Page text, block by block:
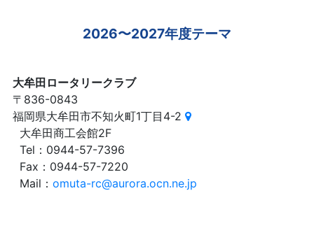
2026〜2027年度テーマ
大牟田ロータリークラブ
〒836-0843
福岡県大牟田市不知火町1丁目4-2
大牟田商工会館2F
Tel：0944-57-7396
Fax：0944-57-7220
Mail：omuta-rc@aurora.ocn.ne.jp